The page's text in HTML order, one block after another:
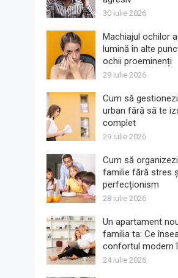
30 iulie 2026
Machiajul ochilor
lumină în alte
ochii proeminenți
29 iulie 2026
Cum să
urban fără să te
complet
29 iulie 2026
Cum să
familie fără stres
perfecționism
28 iulie 2026
Un apartament
familia ta: Ce
confortul modern
24 iulie 2026